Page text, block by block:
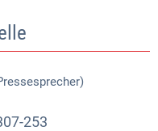
Handschuh
253